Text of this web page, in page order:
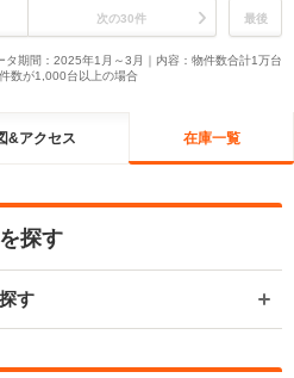
次の30件
最後
期間：2025年1月～3月｜内容：物件数合計1万台
数が1,000台以上の場合
&アクセス 在庫一覧
探す
す